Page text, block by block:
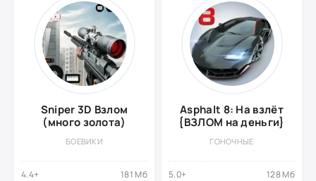
Sniper 3D Взлом
(много золота)
БОЕВИКИ
4.4+ 181 Мб
Asphalt 8: На взлёт
{ВЗЛОМ на деньги}
ГОНОЧНЫЕ
5.0+ 128 Мб